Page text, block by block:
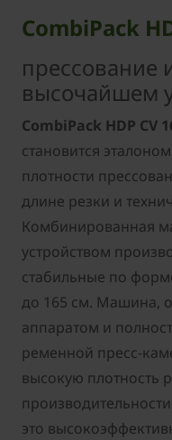
CombiPack
прессование
высочайшем
CombiPack HDP CV
становится
плотности
длине резки и
Комбинированная
устройством
стабильные по
до 165 см. Машина,
аппаратом и
ременной пресс-
высокую плотность
это